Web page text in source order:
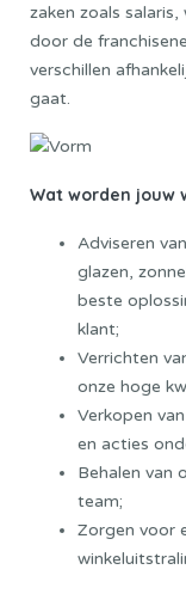
zaken zoals
door de
verschillen
gaat.
Wat worden jouw
Adviseren
glazen,
beste
klant;
Verrichten
onze hoge
Verkopen
en acties
Behalen van
team;
Zorgen voor